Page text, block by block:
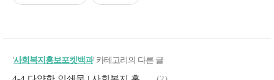
'사회복지홍보포켓백과' 카테고리의 다른 글